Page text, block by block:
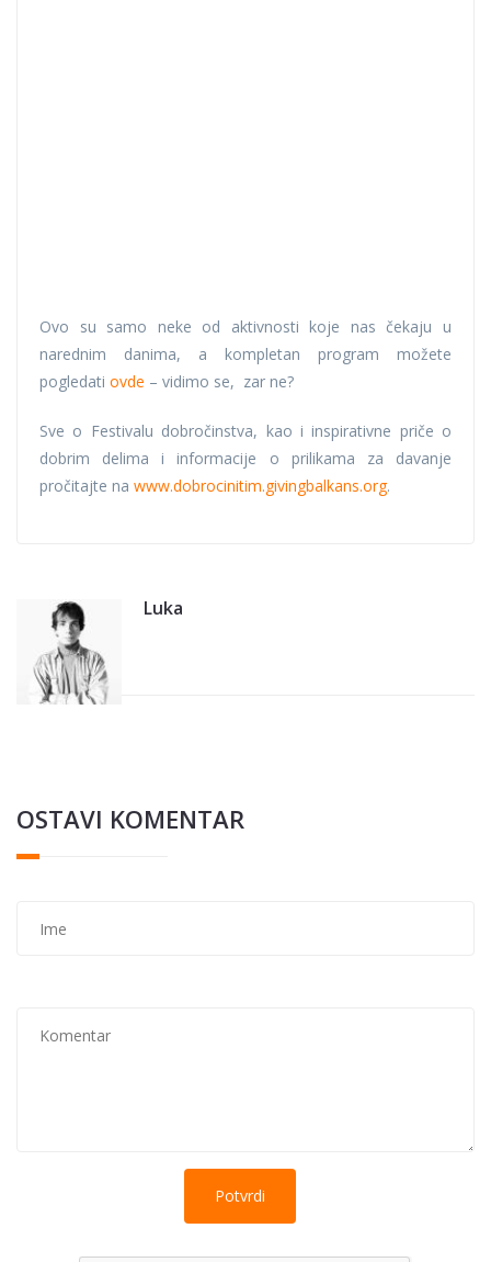
Ovo su samo neke od aktivnosti koje nas čekaju u
narednim danima, a kompletan program možete
pogledati ovde – vidimo se, zar ne?
Sve o Festivalu dobročinstva, kao i inspirativne priče o
dobrim delima i informacije o prilikama za davanje
pročitajte na www.dobrocinitim.givingbalkans.org.
Luka
OSTAVI KOMENTAR